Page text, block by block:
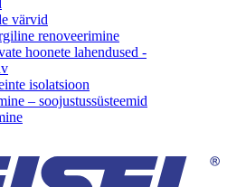
värvid
renoveerimine
hoonete lahendused -
isolatsioon
– soojustussüsteemid